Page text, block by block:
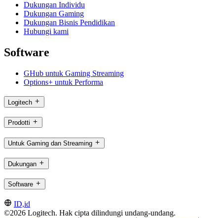
Dukungan Individu
Dukungan Gaming
Dukungan Bisnis Pendidikan
Hubungi kami
Software
GHub untuk Gaming Streaming
Options+ untuk Performa
Logitech
Prodotti
Untuk Gaming dan Streaming
Dukungan
Software
ID,id
©2026 Logitech. Hak cipta dilindungi undang-undang.